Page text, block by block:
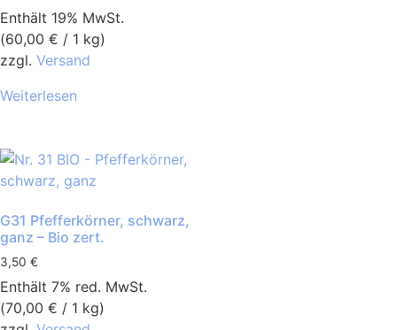
Enthält 19% MwSt.
(60,00 € / 1 kg)
zzgl. Versand
Weiterlesen
G31 Pfefferkörner, schwarz,
ganz – Bio zert.
3,50 €
Enthält 7% red. MwSt.
(70,00 € / 1 kg)